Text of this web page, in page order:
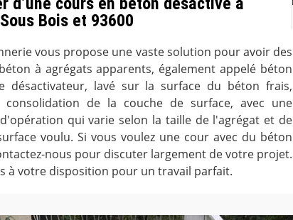
Bois et 93600
vous propose une vaste solution pour avoir des
à agrégats apparents, également appelé béton
désactivateur, lavé sur la surface du béton frais,
consolidation de la couche de surface, avec une
qui varie selon la taille de l'agrégat et de
voulu. Si vous voulez une cour avec du béton
nous pour discuter largement de votre projet.
à votre disposition pour un travail parfait.